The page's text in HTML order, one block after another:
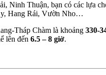
Ninh Thuận, bạn có các lựa
Hang Rái, Vườn Nho…
Tháp Chàm là khoảng 330-
lên đến 6.5 – 8 giờ.